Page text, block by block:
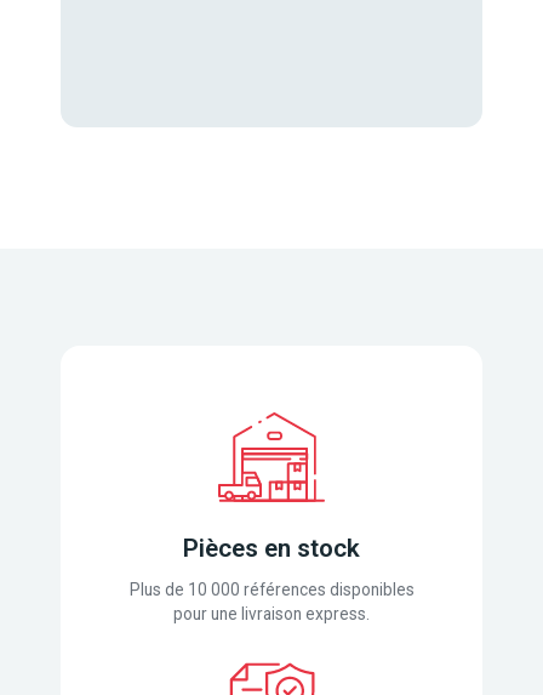
Pièces en stock
Plus de 10 000 références disponibles
pour une livraison express.